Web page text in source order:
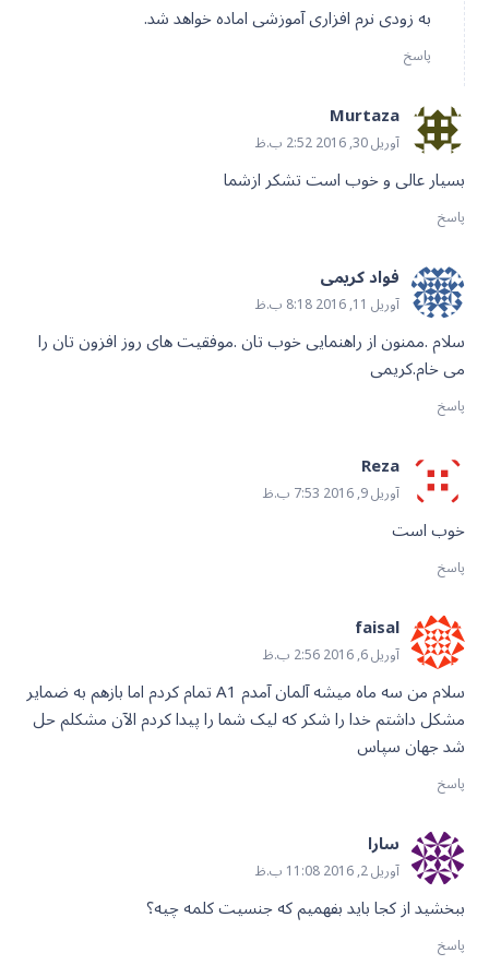
به زودی نرم افزاری آموزشی اماده خواهد شد.
پاسخ
Murtaza
آوریل 30, 2016 2:52 ب.ظ
بسیار عالی و خوب است تشکر ازشما
پاسخ
فواد کریمی
آوریل 11, 2016 8:18 ب.ظ
سلام .ممنون از راهنمایی خوب تان .موفقیت های روز افزون تان را
می خام.کریمی
پاسخ
Reza
آوریل 9, 2016 7:53 ب.ظ
خوب است
پاسخ
faisal
آوریل 6, 2016 2:56 ب.ظ
سلام من سه ماه میشه آلمان آمدم A1 تمام کردم اما بازهم به ضمایر
مشکل داشتم خدا را شکر که لیک شما را پیدا کردم الآن مشکلم حل
شد جهان سپاس
پاسخ
سارا
آوریل 2, 2016 11:08 ب.ظ
ببخشید از کجا باید بفهمیم که جنسیت کلمه چیه؟
پاسخ